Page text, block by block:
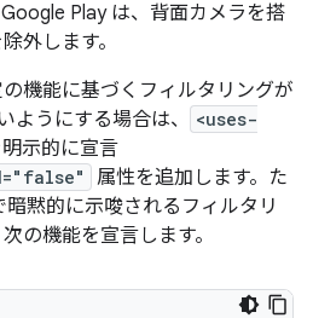
Play は、背面カメラを搭
外します。
機能に基づくフィルタリングが
ようにする場合は、
<uses-
示的に宣言
属性を追加します。た
暗黙的に示唆されるフィルタリ
の機能を宣言します。